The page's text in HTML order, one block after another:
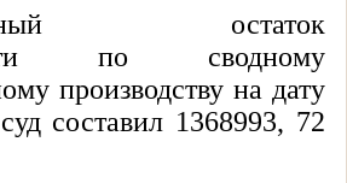
остаток
по сводному
производству на дату
составил 1368993, 72